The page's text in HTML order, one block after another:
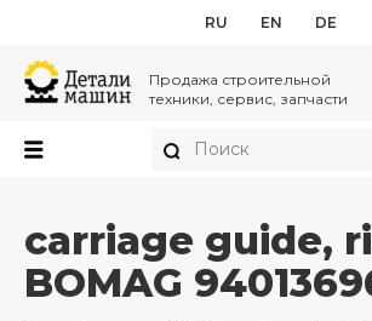
RU EN DE
Продажа строительной
техники, сервис, запчасти
carriage guide,
BOMAG